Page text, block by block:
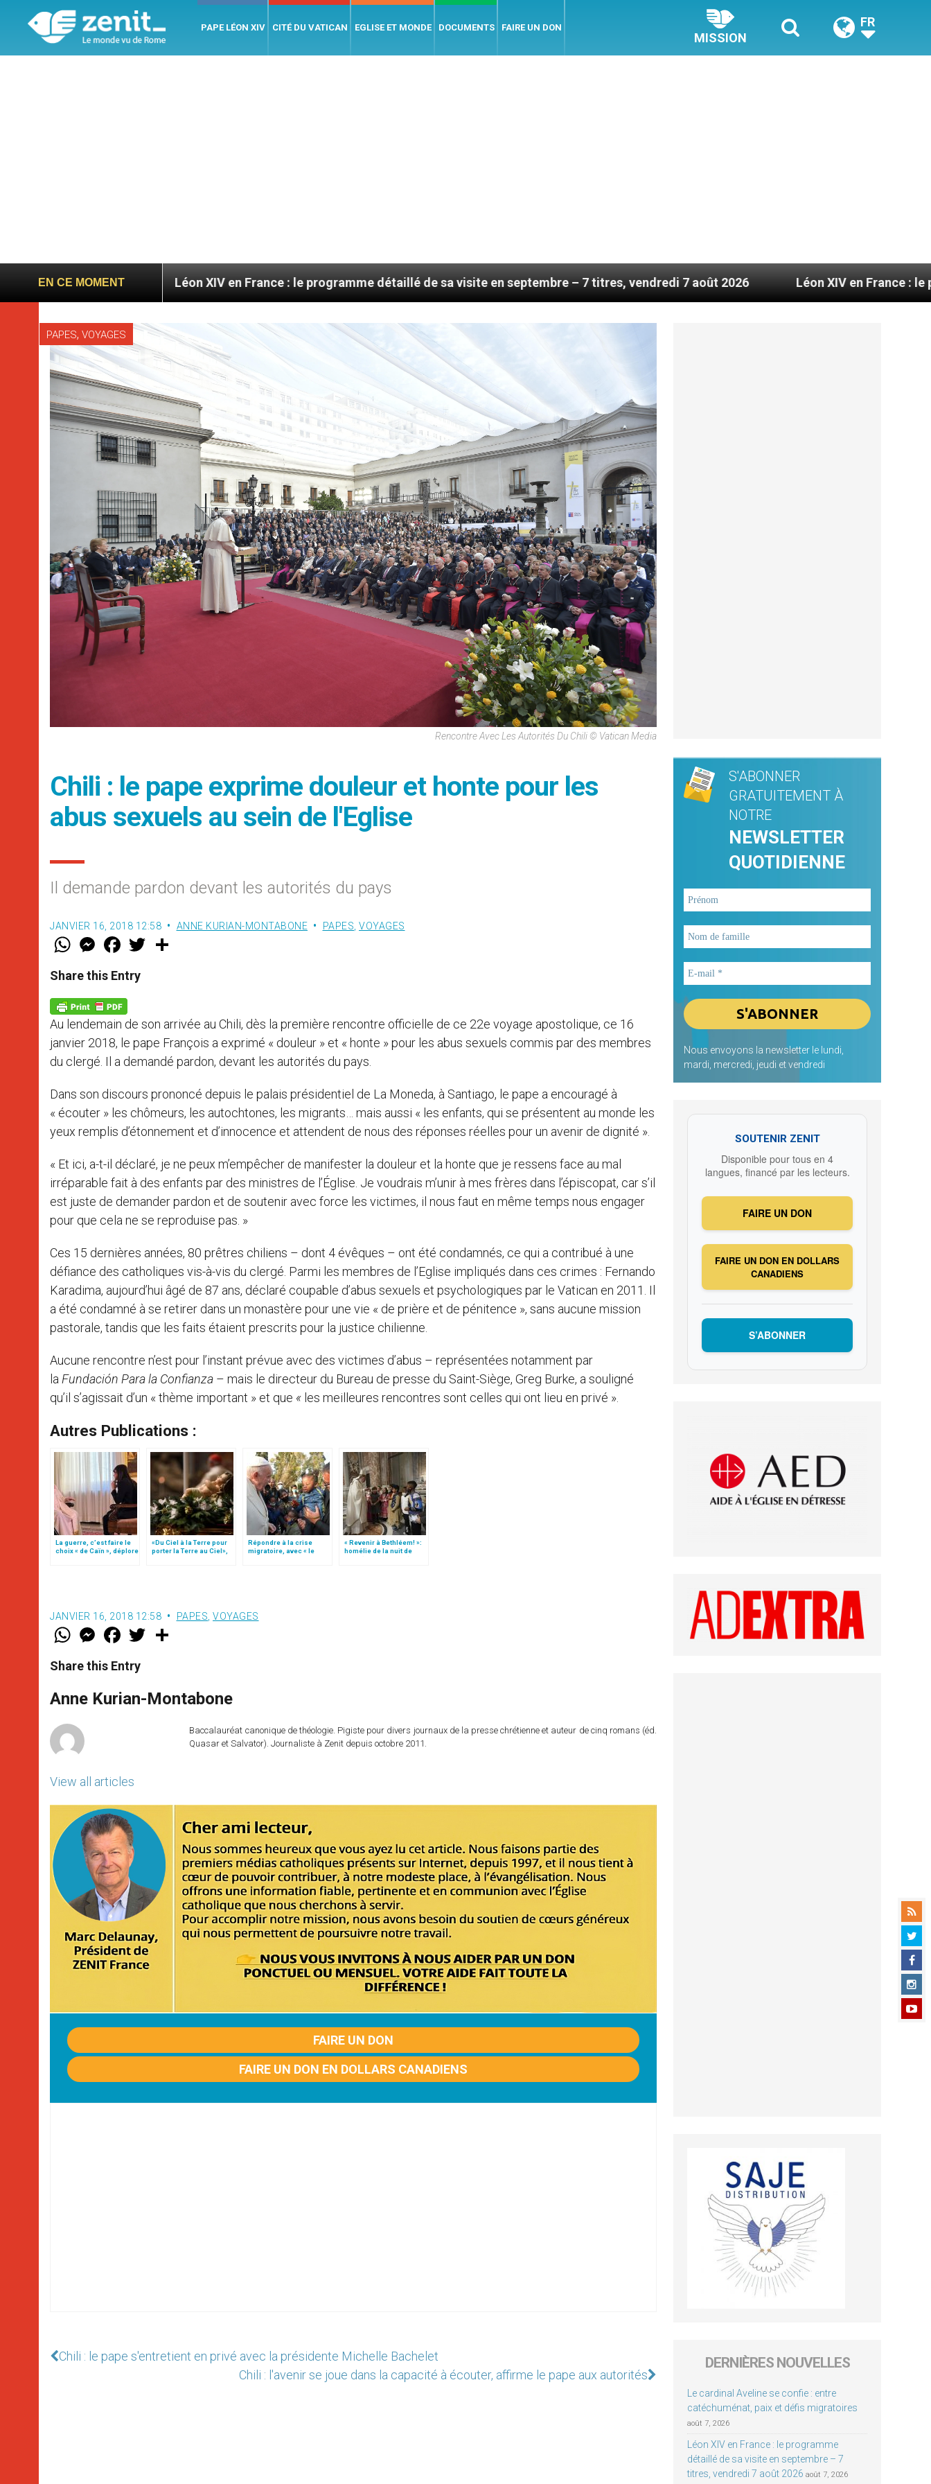
PAPE LÉON XIV CITÉ DU VATICAN EGLISE ET MONDE DOCUMENTS FAIRE UN DON
MISSION
FR
EN CE MOMENT
Léon XIV en France : le programme détaillé de sa visite en septembre – 7 titres, vendredi 7 août 2026 Léon XIV en France : le programme
PAPES, VOYAGES
Rencontre Avec Les Autorités Du Chili © Vatican Media
Chili : le pape exprime douleur et honte pour les
abus sexuels au sein de l'Eglise
Il demande pardon devant les autorités du pays
JANVIER 16, 2018 12:58 ANNE KURIAN-MONTABONE PAPES VOYAGES
W
t
s
p
p
M
e
s
e
g
e
r
F
a
e
b
k
w
Share this Entry
Au lendemain de son arrivée au Chili, dès la première rencontre officielle de ce 22e voyage apostolique, ce 16
janvier 2018, le pape François a exprimé « douleur » et « honte » pour les abus sexuels commis par des membres
du clergé. Il a demandé pardon, devant les autorités du pays.
Dans son discours prononcé depuis le palais présidentiel de La Moneda, à Santiago, le pape a encouragé à
« écouter » les chômeurs, les autochtones, les migrants… mais aussi « les enfants, qui se présentent au monde les
yeux remplis d’étonnement et d’innocence et attendent de nous des réponses réelles pour un avenir de dignité ».
« Et ici, a-t-il déclaré, je ne peux m’empêcher de manifester la douleur et la honte que je ressens face au mal
irréparable fait à des enfants par des ministres de l’Église. Je voudrais m’unir à mes frères dans l’épiscopat, car s’il
est juste de demander pardon et de soutenir avec force les victimes, il nous faut en même temps nous engager
pour que cela ne se reproduise pas. »
Ces 15 dernières années, 80 prêtres chiliens – dont 4 évêques – ont été condamnés, ce qui a contribué à une
défiance des catholiques vis-à-vis du clergé. Parmi les membres de l’Eglise impliqués dans ces crimes : Fernando
Karadima, aujourd’hui âgé de 87 ans, déclaré coupable d’abus sexuels et psychologiques par le Vatican en 2011. Il
a été condamné à se retirer dans un monastère pour une vie « de prière et de pénitence », sans aucune mission
pastorale, tandis que les faits étaient prescrits pour la justice chilienne.
Aucune rencontre n’est pour l’instant prévue avec des victimes d’abus – représentées notamment par
la Fundación Para la Confianza – mais le directeur du Bureau de presse du Saint-Siège, Greg Burke, a souligné
qu’il s’agissait d’un « thème important » et que « les meilleures rencontres sont celles qui ont lieu en privé ».
Autres Publications :
La guerre, c’est faire le
choix « de Caïn », déplore
«Du Ciel à la Terre pour
porter la Terre au Ciel»,
Répondre à la crise
migratoire, avec « le
« Revenir à Bethléem! »:
homélie de la nuit de
Noël (texte complet)
JANVIER 16, 2018 12:58 PAPES VOYAGES
W
t
s
p
p
M
e
s
e
g
e
F
a
e
b
o
k
w
r
Share this Entry
Anne Kurian-Montabone
View all articles
Baccalauréat canonique de théologie. Pigiste pour divers journaux de la presse chrétienne et auteur de cinq romans (éd.
Quasar et Salvator). Journaliste à Zenit depuis octobre 2011.
FAIRE UN DON
FAIRE UN DON EN DOLLARS CANADIENS
Chili : le pape s'entretient en privé avec la présidente Michelle Bachelet
Chili : l'avenir se joue dans la capacité à écouter, affirme le pape aux autorités
S'ABONNER
GRATUITEMENT À
NOTRE
NEWSLETTER
QUOTIDIENNE
Nous envoyons la newsletter le lundi,
mardi, mercredi, jeudi et vendredi
SOUTENIR ZENIT
Disponible pour tous en 4
langues, financé par les lecteurs.
FAIRE UN DON
FAIRE UN DON EN DOLLARS
CANADIENS
S’ABONNER
DERNIÈRES NOUVELLES
Le cardinal Aveline se confie : entre
catéchuménat, paix et défis migratoires
août 7, 2026
Léon XIV en France : le programme
détaillé de sa visite en septembre – 7
titres, vendredi 7 août 2026 août 7, 2026